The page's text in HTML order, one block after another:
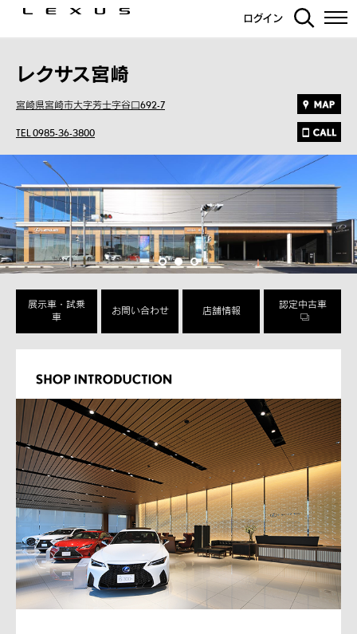
ログイン
レクサス宮崎
宮崎県宮崎市大字芳士字谷口692-7
TEL 0985-36-3800
展示車・試乗
車
お問い合わせ 店舗情報
認定中古車